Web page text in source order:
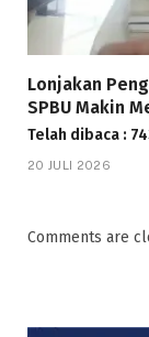
Lonjakan
SPBU Makin
Telah dibaca :
20 JULI 2026
Comments are